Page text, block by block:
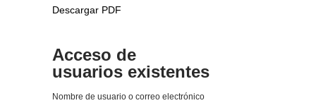
Descargar PDF
Acceso de
usuarios existentes
Nombre de usuario o correo electrónico